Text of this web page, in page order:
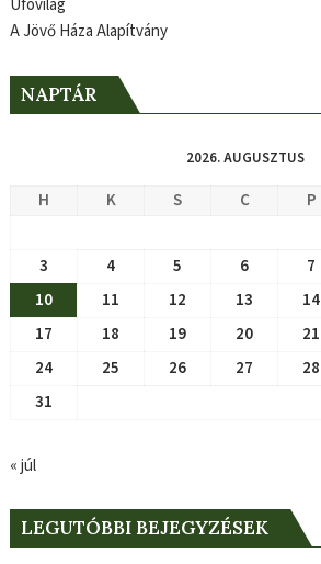
Ufóvilág
A Jövő Háza Alapítvány
NAPTÁR
2026. AUGUSZTUS
H K S C P
3
4 5 6 7
10
11 12 13 14
17
18 19 20 21
24
25 26 27 28
31
« júl
LEGUTÓBBI BEJEGYZÉSEK